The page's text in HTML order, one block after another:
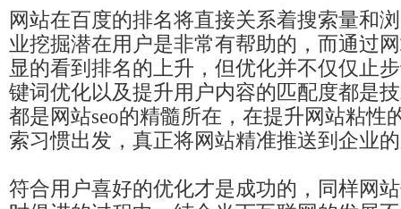
网站在百度的排名将直接关系着搜索量和
业挖掘潜在用户是非常有帮助的，而通过
显的看到排名的上升，但优化并不仅仅止
键词优化以及提升用户内容的匹配度都是
都是网站seo的精髓所在，在提升网站粘性
索习惯出发，真正将网站精准推送到企业
符合用户喜好的优化才是成功的，同样网